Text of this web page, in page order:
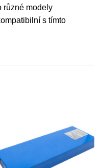
různé modely
s tímto